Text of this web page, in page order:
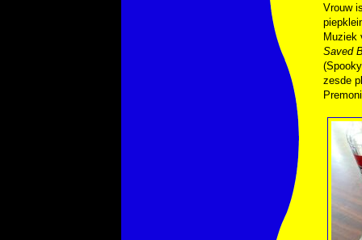
Vrouw
Muziek
Saved
zesde